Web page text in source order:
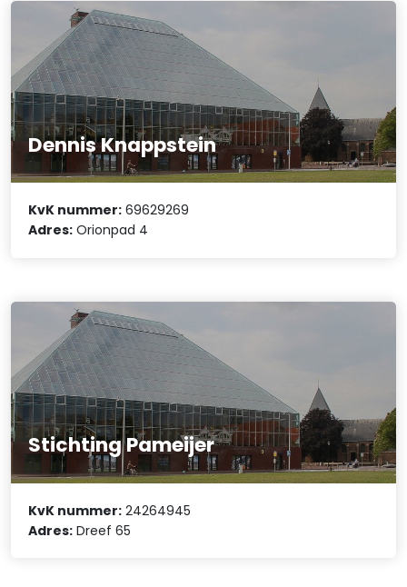
Dennis Knappstein
KvK nummer: 69629269
Adres: Orionpad 4
Stichting Pameijer
KvK nummer: 24264945
Adres: Dreef 65